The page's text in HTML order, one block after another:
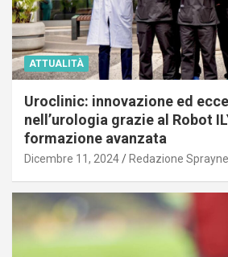
ATTUALITÀ
Uroclinic: innovazione ed
nell’urologia grazie al Robot
formazione avanzata
Dicembre 11, 2024 Redazione